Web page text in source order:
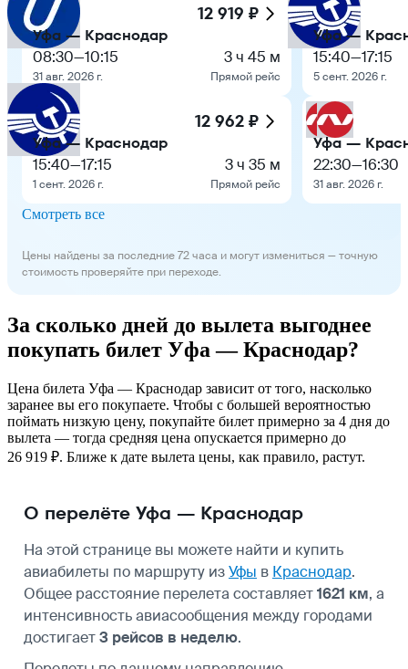
12 919 ₽
Уфа — Краснодар
08:30—10:15
31 авг. 2026 г.
3 ч 45 м
Прямой рейс
12 962 ₽
Уфа — Краснодар
15:40—17:15
1 сент. 2026 г.
3 ч 35 м
Прямой рейс
Уфа —
15:40—17:15
5 сент. 2026 г.
Уфа —
22:30—16:30
31 авг. 2026 г.
Смотреть все
Цены найдены за последние 72 часа и могут измениться — точную
стоимость проверяйте при переходе.
За сколько дней до вылета выгоднее
покупать билет Уфа — Краснодар?
Цена билета Уфа — Краснодар зависит от того, насколько
заранее вы его покупаете. Чтобы с большей вероятностью
поймать низкую цену, покупайте билет примерно за 4 дня до
вылета — тогда средняя цена опускается примерно до
26 919 ₽. Ближе к дате вылета цены, как правило, растут.
О перелёте Уфа — Краснодар
На этой странице вы можете найти и купить
авиабилеты по маршруту изУфы в Краснодар.
Общее расстояние перелета составляет1621 км, а
интенсивность авиасообщения между городами
достигает3 рейсов в неделю.